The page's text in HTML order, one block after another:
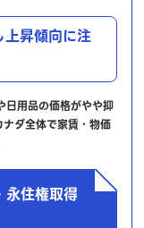
昇傾向に注
日用品の価格がやや抑
ダ全体で家賃・物価
永住権取得